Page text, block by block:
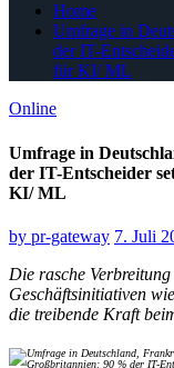
Home
Umfrage in
der IT-
für KI/ ML
Online
Umfrage in
der IT-Entscheider
KI/ ML
by pr-gateway 7. Juli
Die rasche
Geschäftsinitiativen
die treibende Kraft